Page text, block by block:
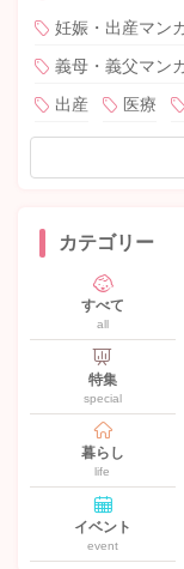
妊娠・出産マン
義母・義父マン
出産
医療
カテゴリー
すべて
all
特集
special
暮らし
life
イベント
event